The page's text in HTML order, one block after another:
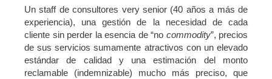
Un staff de consultores very senior (40 años a más de
experiencia), una gestión de la necesidad de cada
cliente sin perder la esencia de “no commodity”, precios
de sus servicios sumamente atractivos con un elevado
estándar de calidad y una estimación del monto
reclamable (indemnizable) mucho más preciso, que